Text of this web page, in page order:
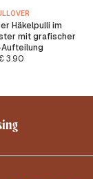
Häkelpulli im
mit grafischer
3.90
€